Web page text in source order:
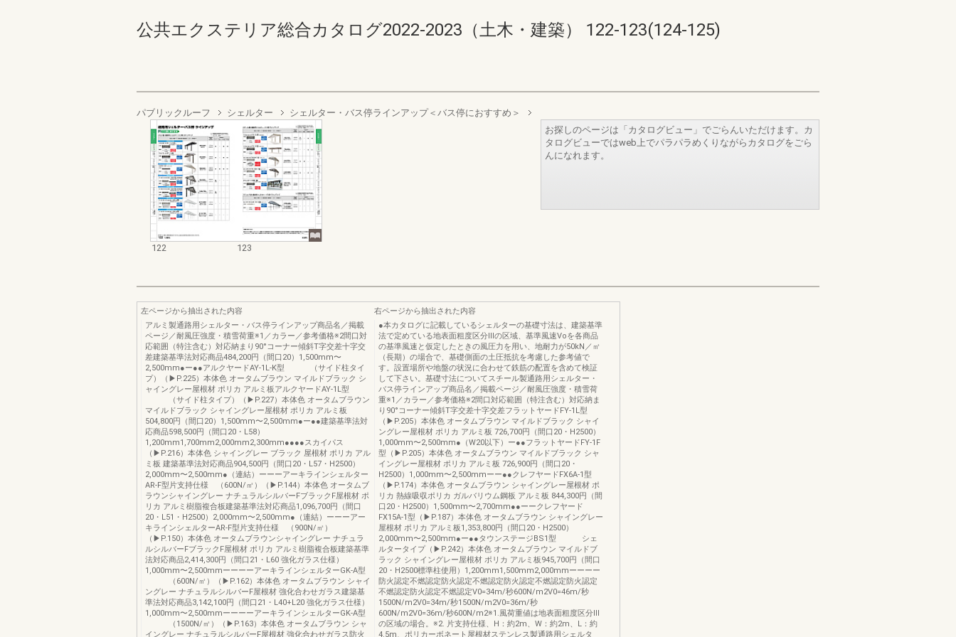
公共エクステリア総合カタログ2022-2023（土木・建築） 122-123(124-125)
パブリックルーフ シェルター シェルター・バス停ラインアップ＜バス停におすすめ＞
122 123
お探しのページは「カタログビュー」でごらんいただけます。カ
タログビューではweb上でパラパラめくりながらカタログをごら
んになれます。
左ページから抽出された内容
アルミ製通路用シェルター・バス停ラインアップ商品名／掲載
ページ／耐風圧強度・積雪荷重※1／カラー／参考価格※2間口対
応範囲（特注含む）対応納まり90°コーナー傾斜T字交差十字交
差建築基準法対応商品484,200円（間口20）1,500mm〜
2,500mm●ー●●アルクヤードAY-1L-K型 （サイド柱タイ
プ）（▶P.225）本体色 オータムブラウン マイルドブラック シ
ャイングレー屋根材 ポリカ アルミ板アルクヤードAY-1L型
（サイド柱タイプ）（▶P.227）本体色 オータムブラウン
マイルドブラック シャイングレー屋根材 ポリカ アルミ板
504,800円（間口20）1,500mm〜2,500mm●ー●●建築基準法対
応商品598,500円（間口20・L58）
1,200mm1,700mm2,000mm2,300mm●●●●スカイパス
（▶P.216）本体色 シャイングレー ブラック 屋根材 ポリカ アル
ミ板 建築基準法対応商品904,500円（間口20・L57・H2500）
2,000mm〜2,500mm●（連結）ーーーアーキラインシェルター
AR-F型片支持仕様 （600N/㎡）（▶P.144）本体色 オータムブ
ラウンシャイングレー ナチュラルシルバーFブラックF屋根材 ポ
リカ アルミ樹脂複合板建築基準法対応商品1,096,700円（間口
20・L51・H2500）2,000mm〜2,500mm●（連結）ーーーアー
キラインシェルターAR-F型片支持仕様 （900N/㎡）
（▶P.150）本体色 オータムブラウンシャイングレー ナチュラ
ルシルバーFブラックF屋根材 ポリカ アルミ樹脂複合板建築基準
法対応商品2,414,300円（間口21・L60 強化ガラス仕様）
1,000mm〜2,500mmーーーーアーキラインシェルターGK-A型
（600N/㎡）（▶P.162）本体色 オータムブラウン シャイ
ングレー ナチュラルシルバーF屋根材 強化合わせガラス建築基
準法対応商品3,142,100円（間口21・L40+L20 強化ガラス仕様）
1,000mm〜2,500mmーーーーアーキラインシェルターGK-A型
（1500N/㎡）（▶P.163）本体色 オータムブラウン シャ
イングレー ナチュラルシルバーF屋根材 強化合わせガラス防火
右ページから抽出された内容
●本カタログに記載しているシェルターの基礎寸法は、建築基準
法で定めている地表面粗度区分Ⅲの区域、基準風速Voを各商品
の基準風速と仮定したときの風圧力を用い、地耐力が50kN／㎡
（長期）の場合で、基礎側面の土圧抵抗を考慮した参考値で
す。設置場所や地盤の状況に合わせて鉄筋の配置を含めて検証
して下さい。基礎寸法についてスチール製通路用シェルター・
バス停ラインアップ商品名／掲載ページ／耐風圧強度・積雪荷
重※1／カラー／参考価格※2間口対応範囲（特注含む）対応納ま
り90°コーナー傾斜T字交差十字交差フラットヤードFY-1L型
（▶P.205）本体色 オータムブラウン マイルドブラック シャイ
ングレー屋根材 ポリカ アルミ板 726,700円（間口20・H2500）
1,000mm〜2,500mm●（W20以下）ー●●フラットヤードFY-1F
型（▶P.205）本体色 オータムブラウン マイルドブラック シャ
イングレー屋根材 ポリカ アルミ板 726,900円（間口20・
H2500）1,000mm〜2,500mmーー●●クレフヤードFX6A-1型
（▶P.174）本体色 オータムブラウン シャイングレー屋根材 ポ
リカ 熱線吸収ポリカ ガルバリウム鋼板 アルミ板 844,300円（間
口20・H2500）1,500mm〜2,700mm●●ーークレフヤード
FX15A-1型（▶P.187）本体色 オータムブラウン シャイングレー
屋根材 ポリカ アルミ板1,353,800円（間口20・H2500）
2,000mm〜2,500mm●ー●●タウンステージBS1型 シェ
ルタータイプ（▶P.242）本体色 オータムブラウン マイルドブ
ラック シャイングレー屋根材 ポリカ アルミ板945,700円（間口
20・H2500標準柱使用）1,200mm1,500mm2,000mmーーーー
防火認定不燃認定防火認定不燃認定防火認定不燃認定防火認定
不燃認定防火認定不燃認定V0=34m/秒600N/m2V0=46m/秒
1500N/m2V0=34m/秒1500N/m2V0=36m/秒
600N/m2V0=36m/秒600N/m2※1.風荷重値は地表面粗度区分Ⅲ
の区域の場合。※2. 片支持仕様、H：約2m、W：約2m、L：約
4.5m、ポリカーボネート屋根材ステンレス製通路用シェルタ